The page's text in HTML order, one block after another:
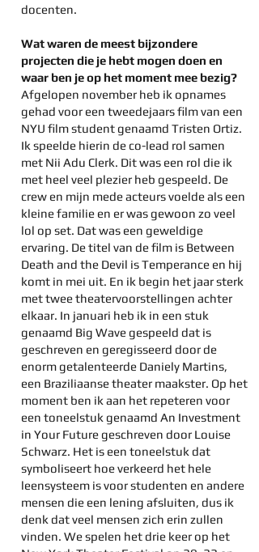
docenten.
Wat waren de meest bijzondere
projecten die je hebt mogen doen en
waar ben je op het moment mee bezig?
Afgelopen november heb ik opnames
gehad voor een tweedejaars film van een
NYU film student genaamd Tristen Ortiz.
Ik speelde hierin de co-lead rol samen
met Nii Adu Clerk. Dit was een rol die ik
met heel veel plezier heb gespeeld. De
crew en mijn mede acteurs voelde als een
kleine familie en er was gewoon zo veel
lol op set. Dat was een geweldige
ervaring. De titel van de film is Between
Death and the Devil is Temperance en hij
komt in mei uit. En ik begin het jaar sterk
met twee theatervoorstellingen achter
elkaar. In januari heb ik in een stuk
genaamd Big Wave gespeeld dat is
geschreven en geregisseerd door de
enorm getalenteerde Daniely Martins,
een Braziliaanse theater maakster. Op het
moment ben ik aan het repeteren voor
een toneelstuk genaamd An Investment
in Your Future geschreven door Louise
Schwarz. Het is een toneelstuk dat
symboliseert hoe verkeerd het hele
leensysteem is voor studenten en andere
mensen die een lening afsluiten, dus ik
denk dat veel mensen zich erin zullen
vinden. We spelen het drie keer op het